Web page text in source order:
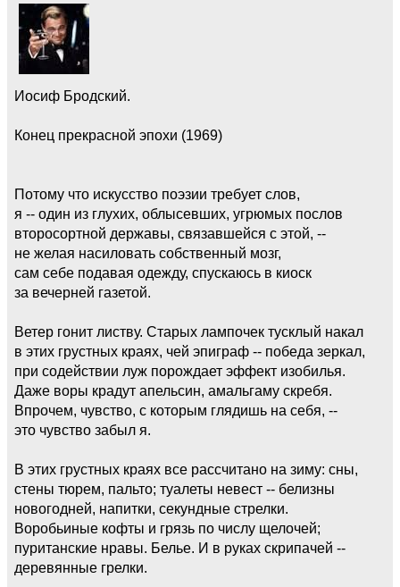
Иосиф Бродский.
Конец прекрасной эпохи (1969)
Потому что искусство поэзии требует слов,
я -- один из глухих, облысевших, угрюмых послов
второсортной державы, связавшейся с этой, --
не желая насиловать собственный мозг,
сам себе подавая одежду, спускаюсь в киоск
за вечерней газетой.
Ветер гонит листву. Старых лампочек тусклый накал
в этих грустных краях, чей эпиграф -- победа зеркал,
при содействии луж порождает эффект изобилья.
Даже воры крадут апельсин, амальгаму скребя.
Впрочем, чувство, с которым глядишь на себя, --
это чувство забыл я.
В этих грустных краях все рассчитано на зиму: сны,
стены тюрем, пальто; туалеты невест -- белизны
новогодней, напитки, секундные стрелки.
Воробьиные кофты и грязь по числу щелочей;
пуританские нравы. Белье. И в руках скрипачей --
деревянные грелки.